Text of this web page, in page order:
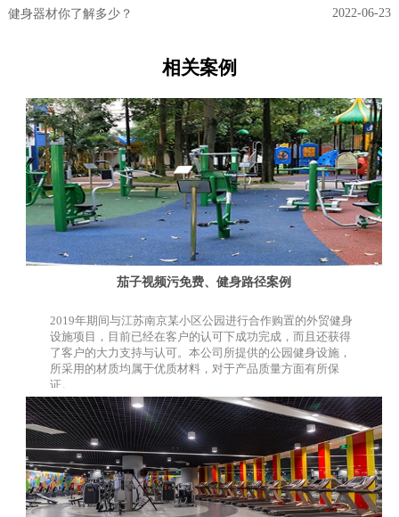
健身器材你了解多少？ 2022-06-23
相关案例
茄子视频污免费、健身路径案例
2019年期间与江苏南京某小区公园进行合作购置的外贸健身
设施项目，目前已经在客户的认可下成功完成，而且还获得
了客户的大力支持与认可。本公司所提供的公园健身设施，
所采用的材质均属于优质材料，对于产品质量方面有所保
证。